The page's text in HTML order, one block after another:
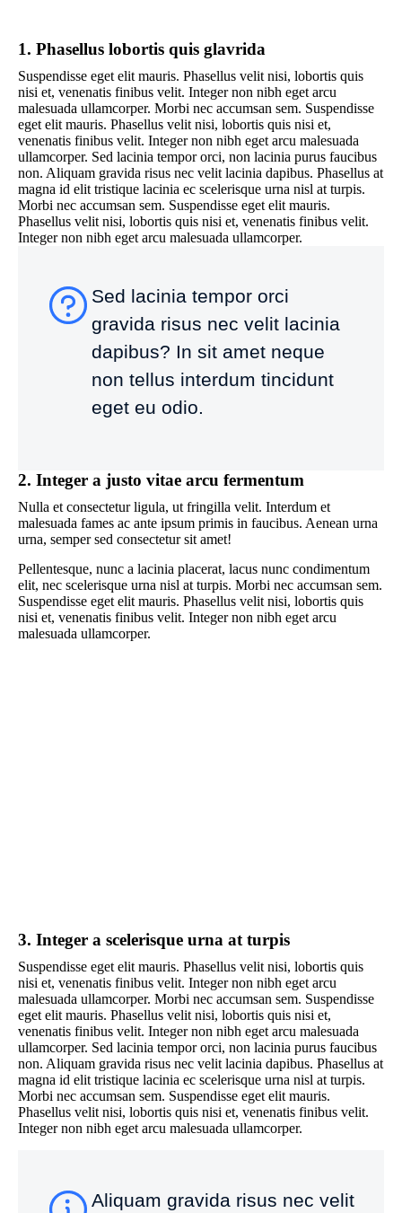
1. Phasellus lobortis quis glavrida
Suspendisse eget elit mauris. Phasellus velit nisi, lobortis quis
nisi et, venenatis finibus velit. Integer non nibh eget arcu
malesuada ullamcorper. Morbi nec accumsan sem. Suspendisse
eget elit mauris. Phasellus velit nisi, lobortis quis nisi et,
venenatis finibus velit. Integer non nibh eget arcu malesuada
ullamcorper. Sed lacinia tempor orci, non lacinia purus faucibus
non. Aliquam gravida risus nec velit lacinia dapibus. Phasellus at
magna id elit tristique lacinia ec scelerisque urna nisl at turpis.
Morbi nec accumsan sem. Suspendisse eget elit mauris.
Phasellus velit nisi, lobortis quis nisi et, venenatis finibus velit.
Integer non nibh eget arcu malesuada ullamcorper.
Sed lacinia tempor orci
gravida risus nec velit lacinia
dapibus? In sit amet neque
non tellus interdum tincidunt
eget eu odio.
2. Integer a justo vitae arcu fermentum
Nulla et consectetur ligula, ut fringilla velit. Interdum et
malesuada fames ac ante ipsum primis in faucibus. Aenean urna
urna, semper sed consectetur sit amet!
Pellentesque, nunc a lacinia placerat, lacus nunc condimentum
elit, nec scelerisque urna nisl at turpis. Morbi nec accumsan sem.
Suspendisse eget elit mauris. Phasellus velit nisi, lobortis quis
nisi et, venenatis finibus velit. Integer non nibh eget arcu
malesuada ullamcorper.
3. Integer a scelerisque urna at turpis
Suspendisse eget elit mauris. Phasellus velit nisi, lobortis quis
nisi et, venenatis finibus velit. Integer non nibh eget arcu
malesuada ullamcorper. Morbi nec accumsan sem. Suspendisse
eget elit mauris. Phasellus velit nisi, lobortis quis nisi et,
venenatis finibus velit. Integer non nibh eget arcu malesuada
ullamcorper. Sed lacinia tempor orci, non lacinia purus faucibus
non. Aliquam gravida risus nec velit lacinia dapibus. Phasellus at
magna id elit tristique lacinia ec scelerisque urna nisl at turpis.
Morbi nec accumsan sem. Suspendisse eget elit mauris.
Phasellus velit nisi, lobortis quis nisi et, venenatis finibus velit.
Integer non nibh eget arcu malesuada ullamcorper.
Aliquam gravida risus nec velit